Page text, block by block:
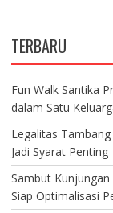
TERBARU
Fun Walk Santika
dalam Satu
Legalitas
Jadi Syarat Penting
Sambut Kunjungan
Siap Optimalisasi